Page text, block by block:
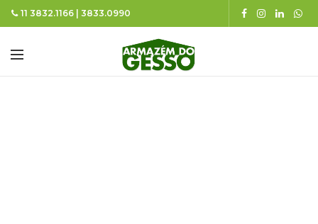
11 3832.1166 | 3833.0990